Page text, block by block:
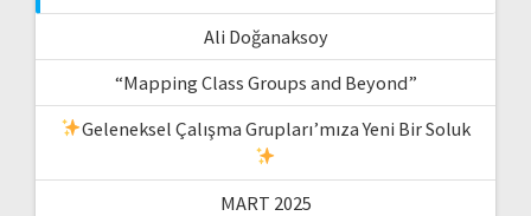
Ali Doğanaksoy
“Mapping Class Groups and Beyond”
Geleneksel Çalışma Grupları’mıza Yeni Bir Soluk
MART 2025